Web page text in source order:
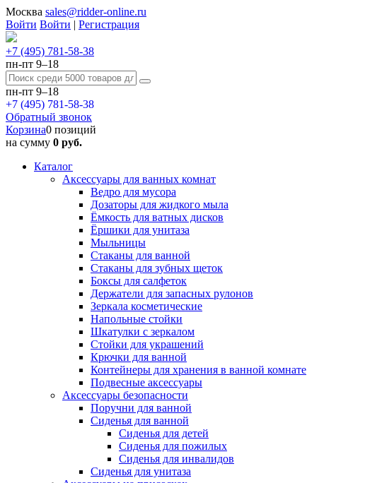
Москва sales@ridder-online.ru
Войти Войти | Регистрация
+7 (495) 781-58-38
пн-пт 9–18
пн-пт 9–18
+7 (495) 781-58-38
Обратный звонок
Корзина0 позиций
на сумму 0 руб.
Каталог
Аксессуары для ванных комнат
Ведро для мусора
Дозаторы для жидкого мыла
Ёмкость для ватных дисков
Ёршики для унитаза
Мыльницы
Стаканы для ванной
Стаканы для зубных щеток
Боксы для салфеток
Держатели для запасных рулонов
Зеркала косметические
Напольные стойки
Шкатулки с зеркалом
Стойки для украшений
Крючки для ванной
Контейнеры для хранения в ванной комнате
Подвесные аксессуары
Аксессуары безопасности
Поручни для ванной
Сиденья для ванной
Сиденья для детей
Сиденья для пожилых
Сиденья для инвалидов
Сиденья для унитаза